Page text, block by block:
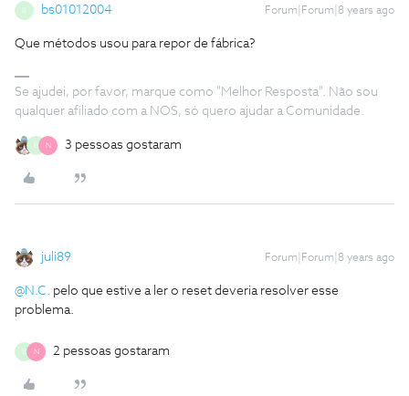
bs01012004 Forum|Forum|8 years ago
Que métodos usou para repor de fábrica?
Se ajudei, por favor, marque como "Melhor Resposta". Não sou
qualquer afiliado com a NOS, só quero ajudar a Comunidade.
N 3 pessoas gostaram
juli89 Forum|Forum|8 years ago
@N.C. pelo que estive a ler o reset deveria resolver esse
problema.
N 2 pessoas gostaram